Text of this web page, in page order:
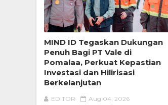
MIND ID Tegaskan Dukungan
Penuh Bagi PT Vale di
Pomalaa, Perkuat Kepastian
Investasi dan Hilirisasi
Berkelanjutan
EDITOR Aug 04, 2026